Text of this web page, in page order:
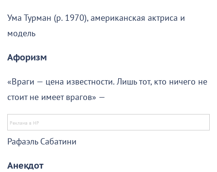
Ума Турман (р. 1970), американская актриса и
модель
Афоризм
«Враги — цена известности. Лишь тот, кто ничего не
стоит не имеет врагов» —
Рафаэль Сабатини
Анекдот